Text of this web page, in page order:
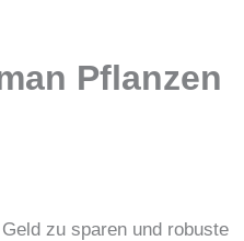
Pflanzen
zu sparen und robuste